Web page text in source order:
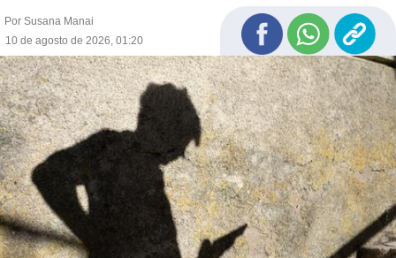
Por Susana Manai
10 de agosto de 2026, 01:20